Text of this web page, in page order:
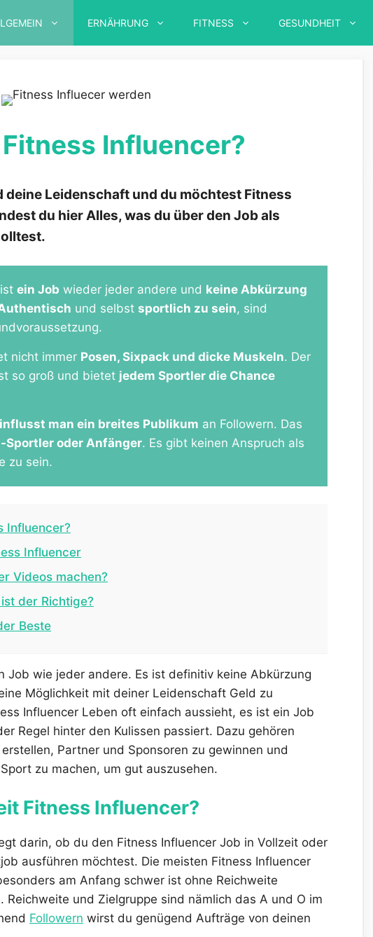
ERNÄHRUNG FITNESS GESUNDHEIT
Influencer?
deine Leidenschaft und du möchtest Fitness
du hier Alles, was du über den Job als
ein Job wieder jeder andere und keine Abkürzung
und selbst sportlich zu sein, sind
nicht immer Posen, Sixpack und dicke Muskeln. Der
so groß und bietet jedem Sportler die Chance
man ein breites Publikum an Followern. Das
oder Anfänger. Es gibt keinen Anspruch als
zu sein.
Influencer?
Influencer
Videos machen?
der Richtige?
Beste
Job wie jeder andere. Es ist definitiv keine Abkürzung
Möglichkeit mit deiner Leidenschaft Geld zu
Influencer Leben oft einfach aussieht, es ist ein Job
Regel hinter den Kulissen passiert. Dazu gehören
Partner und Sponsoren zu gewinnen und
zu machen, um gut auszusehen.
Fitness Influencer?
darin, ob du den Fitness Influencer Job in Vollzeit oder
ausführen möchtest. Die meisten Fitness Influencer
am Anfang schwer ist ohne Reichweite
Reichweite und Zielgruppe sind nämlich das A und O im
Followern wirst du genügend Aufträge von deinen